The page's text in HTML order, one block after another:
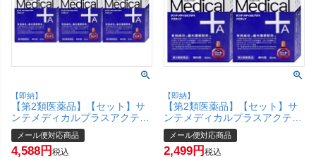
【即納】
【第2類医薬品】【セット】サ
ンテメディカルプラスアクティ
ブ 12ml×5個(セルフメディケー
ション税制対象)【参天製薬】
【目薬】【メール便対応商品】
メール便対応商品
4,588 税込
【即納】
【第2類医薬品】【セット】サ
ンテメディカルプラスアクティ
ブ 12ml×3個(セルフメディケー
ション税制対象)【参天製薬】
【目薬】【メール便対応商品】
メール便対応商品
2,499 税込